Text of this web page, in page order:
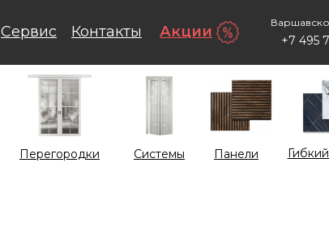
Контакты
Сервис Акции +7 495
Системы Панели
Перегородки